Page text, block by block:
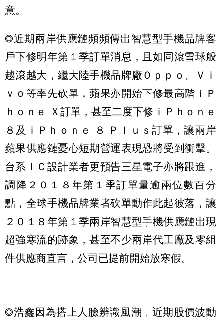
意。
◎近期兩岸供應鏈頻頻傳出智慧型手機品牌客
戶下修明年第１季訂單消息，且如同滾雪球般
越滾越大，繼大陸手機品牌廠Ｏｐｐｏ、Ｖｉ
ｖｏ等率先砍單，蘋果亦開始下修最高階ｉＰ
ｈｏｎｅ Ｘ訂單，甚至二度下修ｉＰｈｏｎｅ
８及ｉＰｈｏｎｅ ８ Ｐｌｕｓ訂單，讓兩岸
蘋果供應鏈憂心短期營運表現恐將受到衝擊。
台系ＩＣ設計業者更預告三星電子亦將跟進，
調降２０１８年第１季訂單量逾兩位數百分
點，全球手機品牌業者砍單動作此起彼落，讓
２０１８年第１季兩岸智慧型手機供應鏈出現
超強寒流的跡象，甚至不少兩岸代工廠及零組
件供應商直言，公司已提前開始放寒假。
◎浩鑫因為搭上人臉辨識風潮，近期股價波動